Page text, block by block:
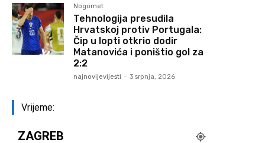
Nogomet
Tehnologija presudila
Hrvatskoj protiv Portugala:
Čip u lopti otkrio dodir
Matanovića i poništio gol za
2:2
najnovijevijesti - 3 srpnja, 2026
Vrijeme:
ZAGREB